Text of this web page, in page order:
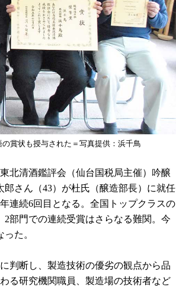
賞状も授与された＝写真提供：浜千鳥
北清酒鑑評会（仙台国税局主催）吟醸
さん（43）が杜氏（醸造部長）に就任
連続6回目となる。全国トップクラスの
部門での連続受賞はさらなる難関。今
た。
判断し、製造技術の優劣の観点から品
る研究機関職員、製造場の技術者など